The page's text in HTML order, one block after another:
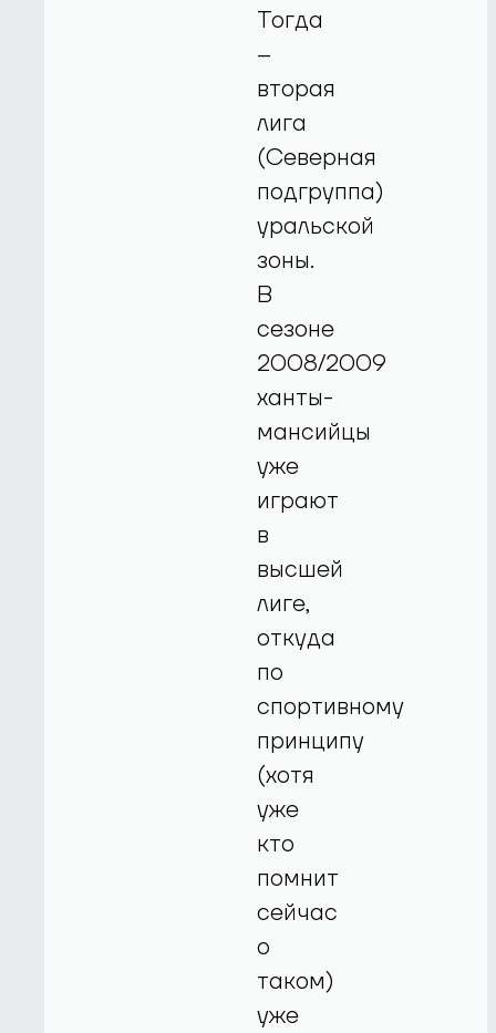
Тогда
–
вторая
лига
(Северная
подгруппа)
уральской
зоны.
В
сезоне
2008/2009
ханты-
мансийцы
уже
играют
в
высшей
лиге,
откуда
по
спортивному
принципу
(хотя
уже
кто
помнит
сейчас
о
таком)
уже